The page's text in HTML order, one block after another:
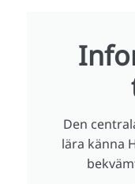
Den
lära känna